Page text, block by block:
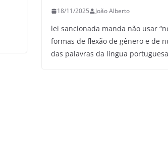
18/11/2025 João Alberto
lei sancionada manda não usar
formas de flexão de gênero e de
das palavras da língua